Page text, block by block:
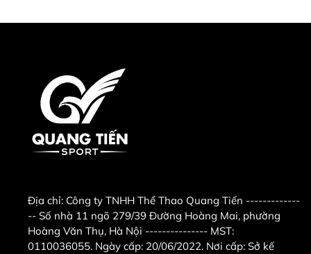
Địa chỉ: Công ty TNHH Thể Thao Quang Tiến -------------
-- Số nhà 11 ngõ 279/39 Đường Hoàng Mai, phường
Hoàng Văn Thụ, Hà Nội --------------- MST:
0110036055. Ngày cấp: 20/06/2022. Nơi cấp: Sở kế